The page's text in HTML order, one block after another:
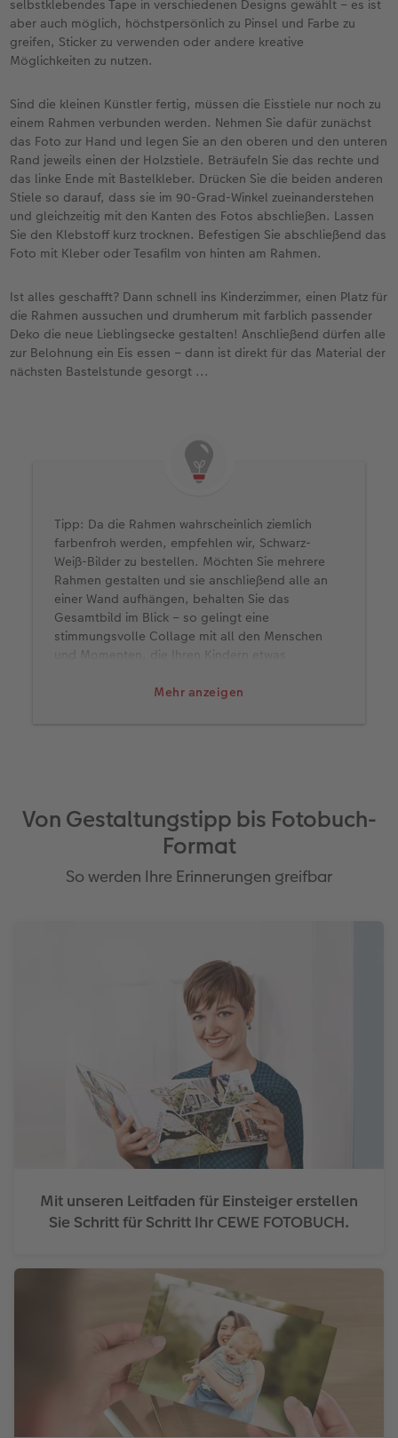
selbstklebendes Tape in verschiedenen Designs gewählt – es ist
aber auch möglich, höchstpersönlich zu Pinsel und Farbe zu
greifen, Sticker zu verwenden oder andere kreative
Möglichkeiten zu nutzen.
Sind die kleinen Künstler fertig, müssen die Eisstiele nur noch zu
einem Rahmen verbunden werden. Nehmen Sie dafür zunächst
das Foto zur Hand und legen Sie an den oberen und den unteren
Rand jeweils einen der Holzstiele. Beträufeln Sie das rechte und
das linke Ende mit Bastelkleber. Drücken Sie die beiden anderen
Stiele so darauf, dass sie im 90-Grad-Winkel zueinanderstehen
und gleichzeitig mit den Kanten des Fotos abschließen. Lassen
Sie den Klebstoff kurz trocknen. Befestigen Sie abschließend das
Foto mit Kleber oder Tesafilm von hinten am Rahmen.
Ist alles geschafft? Dann schnell ins Kinderzimmer, einen Platz für
die Rahmen aussuchen und drumherum mit farblich passender
Deko die neue Lieblingsecke gestalten! Anschließend dürfen alle
zur Belohnung ein Eis essen – dann ist direkt für das Material der
nächsten Bastelstunde gesorgt ...
Mehr anzeigen
Tipp: Da die Rahmen wahrscheinlich ziemlich
farbenfroh werden, empfehlen wir, Schwarz-
Weiß-Bilder zu bestellen. Möchten Sie mehrere
Rahmen gestalten und sie anschließend alle an
einer Wand aufhängen, behalten Sie das
Gesamtbild im Blick – so gelingt eine
stimmungsvolle Collage mit all den Menschen
und Momenten, die Ihren Kindern etwas
Von Gestaltungstipp bis Fotobuch-
Format
So werden Ihre Erinnerungen greifbar
Mit unseren Leitfaden für Einsteiger erstellen
Sie Schritt für Schritt Ihr CEWE FOTOBUCH.